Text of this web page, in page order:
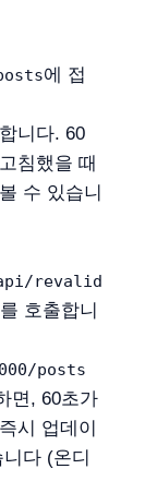
에 접
니다. 60
침했을 때
수 있습니
revalid
호출합니
posts
면, 60초가
시 업데이
다 (온디